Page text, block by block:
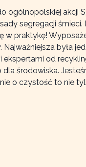
ogólnopolskiej akcji
segregacji
w praktykę!
była
od
środowiska.
o czystość to nie